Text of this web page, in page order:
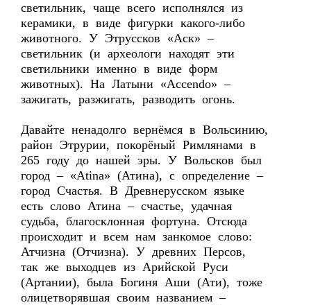
светильник, чаще всего исполнялся из
керамики, в виде фигурки какого-либо
животного. У Этруссков «Аск» –
светильник (и археологи находят эти
светильники именно в виде форм
животных). На Латыни «Accendo» –
зажигать, разжигать, разводить огонь.
Давайте ненадолго вернёмся в Вольсинию,
район Этрурии, покорёный Римлянами в
265 году до нашей эры. У Вольсков был
город – «Atina» (Атина), с определение –
город Счастья. В Древнерусском языке
есть слово Атина – счастье, удачная
судьба, благосклонная фортуна. Отсюда
происходит и всем нам занкомое слово:
Атчизна (Отчизна). У древних Персов,
так же выходцев из Арийской Руси
(Артании), была Богиня Аши (Ати), тоже
олицетворявшая своим названием –